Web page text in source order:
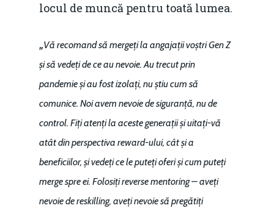
locul de muncă pentru toată lumea.
„Vă recomand să mergeți la angajații voștri Gen Z
și să vedeți de ce au nevoie. Au trecut prin
pandemie și au fost izolați, nu știu cum să
comunice. Noi avem nevoie de siguranță, nu de
control. Fiți atenți la aceste generații și uitați-vă
atât din perspectiva reward-ului, cât și a
beneficiilor, și vedeți ce le puteți oferi și cum puteți
merge spre ei. Folosiți reverse mentoring – aveți
nevoie de reskilling, aveți nevoie să pregătiți